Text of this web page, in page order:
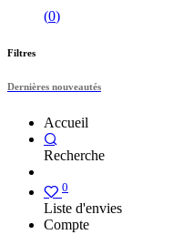
(0)
Filtres
Dernières nouveautés
Accueil
Recherche
0
Liste d'envies
Compte